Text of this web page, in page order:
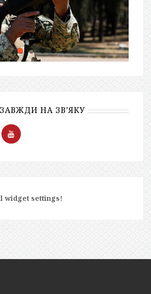
ЗАВЖДИ НА ЗВ’ЯКУ
widget settings!